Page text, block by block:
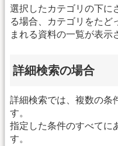
選択したカテゴリの下に
る場合、カテゴリをたど
まれる資料の一覧が表示
詳細検索の場合
詳細検索では、複数の条
す。
指定した条件のすべてに
す。